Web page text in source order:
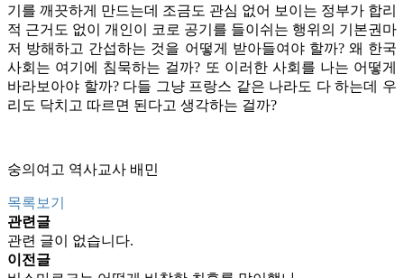
기를 깨끗하게 만드는데 조금도 관심 없어 보이는 정부가 합리
적 근거도 없이 개인이 코로 공기를 들이쉬는 행위의 기본권마
저 방해하고 간섭하는 것을 어떻게 받아들여야 할까? 왜 한국
사회는 여기에 침묵하는 걸까? 또 이러한 사회를 나는 어떻게
바라보아야 할까? 다들 그냥 프랑스 같은 나라도 다 하는데 우
리도 닥치고 따르면 된다고 생각하는 걸까?
숭의여고 역사교사 배민
목록보기
관련글
관련 글이 없습니다.
이전글